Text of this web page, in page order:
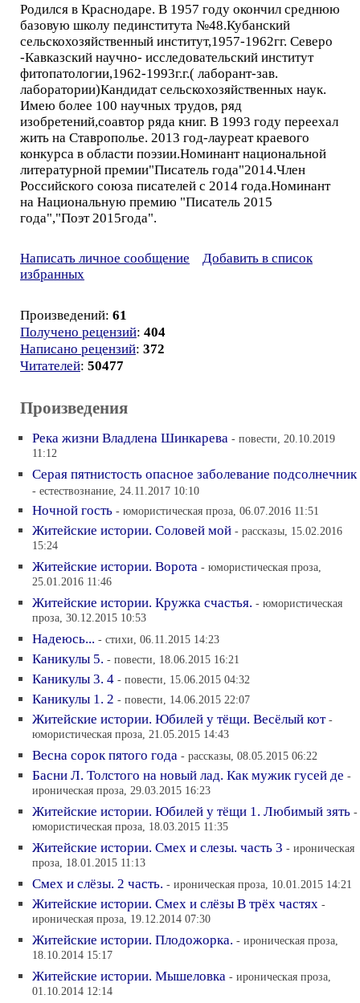
Родился в Краснодаре. В 1957 году окончил среднюю
базовую школу пединститута №48.Кубанский
сельскохозяйственный институт,1957-1962гг. Северо
-Кавказский научно- исследовательский институт
фитопатологии,1962-1993г.г.( лаборант-зав.
лаборатории)Кандидат сельскохозяйственных наук.
Имею более 100 научных трудов, ряд
изобретений,соавтор ряда книг. В 1993 году переехал
жить на Ставрополье. 2013 год-лауреат краевого
конкурса в области поэзии.Номинант национальной
литературной премии"Писатель года"2014.Член
Российского союза писателей с 2014 года.Номинант
на Национальную премию "Писатель 2015
года","Поэт 2015года".
Написать личное сообщение
Добавить в список
избранных
Произведений: 61
Получено рецензий: 404
Написано рецензий: 372
Читателей: 50477
Произведения
Река жизни Владлена Шинкарева - повести, 20.10.2019
11:12
Серая пятнистость опасное заболевание подсолнечник
- естествознание, 24.11.2017 10:10
Ночной гость - юмористическая проза, 06.07.2016 11:51
Житейские истории. Соловей мой - рассказы, 15.02.2016
15:24
Житейские истории. Ворота - юмористическая проза,
25.01.2016 11:46
Житейские истории. Кружка счастья. - юмористическая
проза, 30.12.2015 10:53
Надеюсь... - стихи, 06.11.2015 14:23
Каникулы 5. - повести, 18.06.2015 16:21
Каникулы 3. 4 - повести, 15.06.2015 04:32
Каникулы 1. 2 - повести, 14.06.2015 22:07
Житейские истории. Юбилей у тёщи. Весёлый кот -
юмористическая проза, 21.05.2015 14:43
Весна сорок пятого года - рассказы, 08.05.2015 06:22
Басни Л. Толстого на новый лад. Как мужик гусей де -
ироническая проза, 29.03.2015 16:23
Житейские истории. Юбилей у тёщи 1. Любимый зять -
юмористическая проза, 18.03.2015 11:35
Житейские истории. Смех и слезы. часть 3 - ироническая
проза, 18.01.2015 11:13
Смех и слёзы. 2 часть. - ироническая проза, 10.01.2015 14:21
Житейские истории. Смех и слёзы В трёх частях -
ироническая проза, 19.12.2014 07:30
Житейские истории. Плодожорка. - ироническая проза,
18.10.2014 15:17
Житейские истории. Мышеловка - ироническая проза,
01.10.2014 12:14